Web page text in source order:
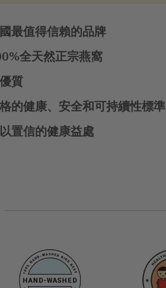
最值得信賴的品牌
全天然正宗燕窩
質
的健康、安全和可持續性標準
置信的健康益處